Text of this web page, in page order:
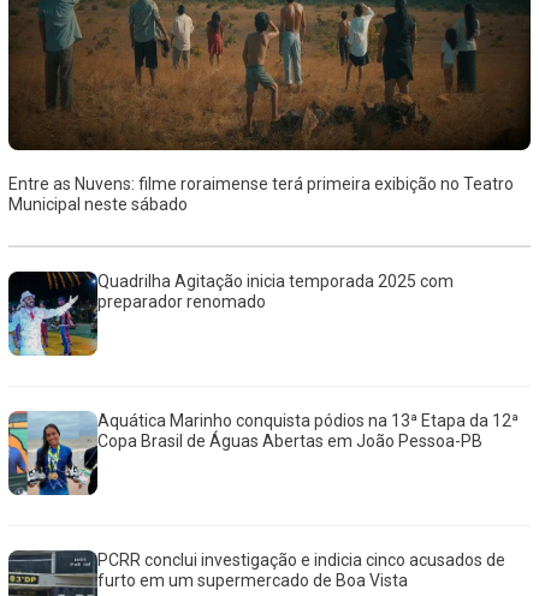
Entre as Nuvens: filme roraimense terá primeira exibição no Teatro
Municipal neste sábado
Quadrilha Agitação inicia temporada 2025 com
preparador renomado
Aquática Marinho conquista pódios na 13ª Etapa da 12ª
Copa Brasil de Águas Abertas em João Pessoa-PB
PCRR conclui investigação e indicia cinco acusados de
furto em um supermercado de Boa Vista